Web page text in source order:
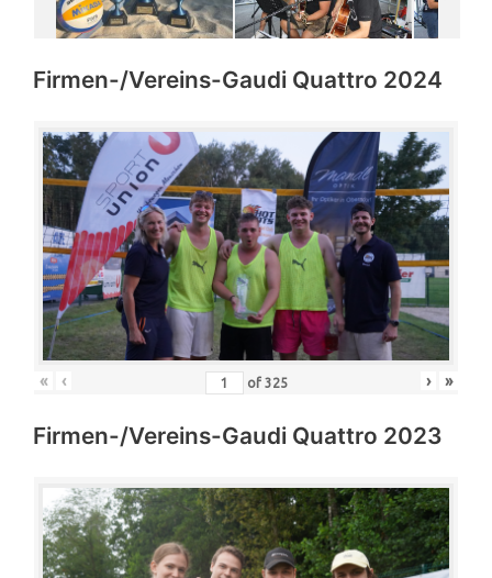
Firmen-/Vereins-Gaudi Quattro 2024
« ‹ of 325 › »
Firmen-/Vereins-Gaudi Quattro 2023